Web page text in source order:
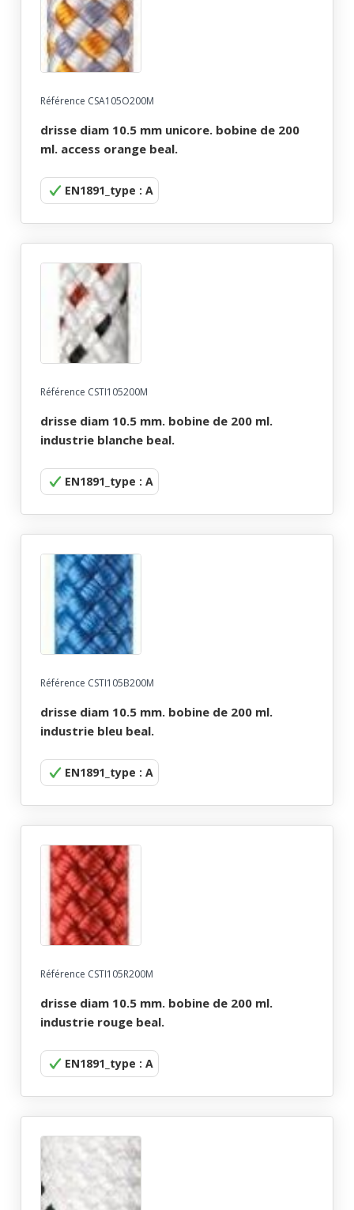
Référence CSA105O200M
drisse diam 10.5 mm unicore. bobine de 200
ml. access orange beal.
EN1891_type : A
Référence CSTI105200M
drisse diam 10.5 mm. bobine de 200 ml.
industrie blanche beal.
EN1891_type : A
Référence CSTI105B200M
drisse diam 10.5 mm. bobine de 200 ml.
industrie bleu beal.
EN1891_type : A
Référence CSTI105R200M
drisse diam 10.5 mm. bobine de 200 ml.
industrie rouge beal.
EN1891_type : A